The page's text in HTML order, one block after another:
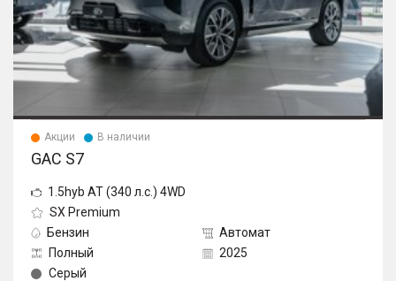
Акции В наличии
GAC S7
1.5hyb AT (340 л.с.) 4WD
SX Premium
Бензин
Автомат
Полный
2025
Серый